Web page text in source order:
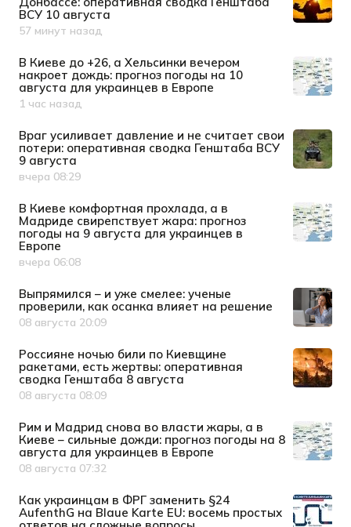
ВСУ 10 августа
Дата публикации
57 минут назад
В Киеве до +26, а Хельсинки вечером
накроет дождь: прогноз погоды на 10
августа для украинцев в Европе
Дата публикации
1 час назад
Враг усиливает давление и не считает свои
потери: оперативная сводка Генштаба ВСУ
9 августа
Дата публикации
вчера 08:29
В Киеве комфортная прохлада, а в
Мадриде свирепствует жара: прогноз
погоды на 9 августа для украинцев в
Европе
Дата публикации
вчера 06:08
Выпрямился – и уже смелее: ученые
проверили, как осанка влияет на решение
Дата публикации
08 августа 20:09
Россияне ночью били по Киевщине
ракетами, есть жертвы: оперативная
сводка Генштаба 8 августа
Дата публикации
08 августа 08:09
Рим и Мадрид снова во власти жары, а в
Киеве – сильные дожди: прогноз погоды на 8
августа для украинцев в Европе
Дата публикации
08 августа 07:32
Как украинцам в ФРГ заменить §24
AufenthG на Blaue Karte EU: восемь простых